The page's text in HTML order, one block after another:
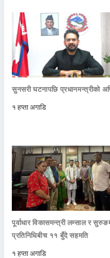
सुनसरी घटनापछि प्रधानमन्त्रीको
१ हप्ता अगाडि
पूर्वाधार विकासमन्त्री लम्साल र
प्रतिनिधिबीच ११ बुँदे सहमति
१ हप्ता अगाडि